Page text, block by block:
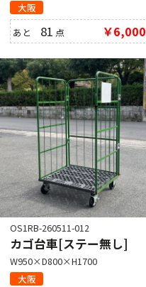
大阪
あと 81 点 ￥6,000
OS1RB-260511-012
カゴ台車[ステー無し]
W950×D800×H1700
大阪